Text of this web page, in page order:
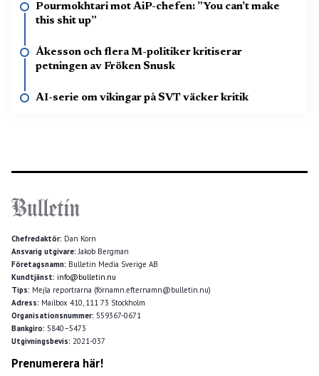
Pourmokhtari mot AiP-chefen: ”You can’t make
this shit up”
Åkesson och flera M-politiker kritiserar
petningen av Fröken Snusk
AI-serie om vikingar på SVT väcker kritik
Chefredaktör: Dan Korn
Ansvarig utgivare: Jakob Bergman
Företagsnamn: Bulletin Media Sverige AB
Kundtjänst: info@bulletin.nu
Tips: Mejla reportrarna (förnamn.efternamn@bulletin.nu)
Adress: Mailbox 410, 111 73 Stockholm
Organisationsnummer: 559367-0671
Bankgiro: 5840–5473
Utgivningsbevis: 2021-037
Prenumerera här!